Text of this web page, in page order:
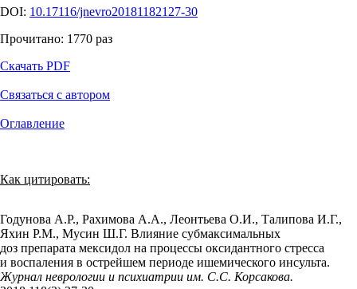
DOI: 10.17116/jnevro20181182127-30
Прочитано: 1770 раз
Скачать PDF
Связаться с автором
Оглавление
Как цитировать:
Годунова А.Р., Рахимова А.А., Леонтьева О.И., Талипова И.Г.,
Яхин Р.М., Мусин Ш.Г. Влияние субмаксимальных
доз препарата мексидол на процессы оксидантного стресса
и воспаления в острейшем периоде ишемического инсульта.
Журнал неврологии и психиатрии им. С.С. Корсакова.